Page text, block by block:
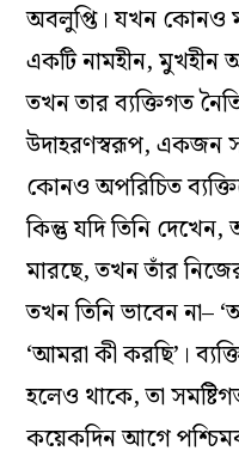
অবলুপ্তি। যখন কোনও
একটি নামহীন,
তখন তার ব্যক্তিগত
উদাহরণস্বরূপ, একজন
কোনও অপরিচিত
কিন্তু যদি তিনি
মারছে, তখন তাঁর
তখন তিনি ভাবেন না–
‘আমরা কী করছি’।
হলেও থাকে, তা
কয়েকদিন আগে